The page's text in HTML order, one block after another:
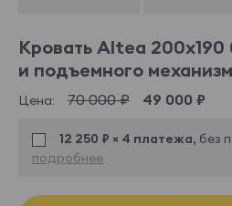
Кровать Altea 200x190
и подъемного
Цена: 70 000 ₽ 49 000 ₽
12 250 ₽ × 4 платежа, без
подробнее